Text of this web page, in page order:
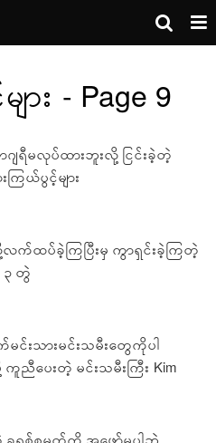
း - Page 9
ရီမလုပ်ထားဘူးလို့ ငြင်းခဲ့တဲ့
ြယ်ပွင့်များ
လက်ထပ်ခဲ့ကြပြီးမှ ကွာရှင်းခဲ့ကြတဲ့
၃ တွဲ
င်းသားမင်းသမီးတွေကိုပါ
ကူညီပေးတဲ့ မင်းသမီးကြီး Kim
ရစ်စမတ်ကို အဖော်မပါဘဲ